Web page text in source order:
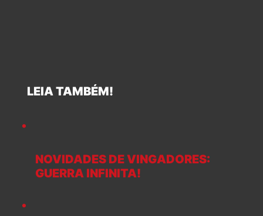
LEIA TAMBÉM!
NOVIDADES DE VINGADORES:
GUERRA INFINITA!